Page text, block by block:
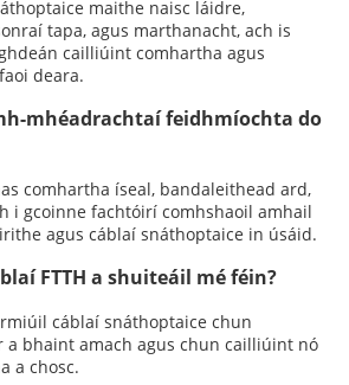
maithe naisc láidre,
tapa, agus marthanacht, ach is
cailliúint comhartha agus
deara.
mhéadrachtaí feidhmíochta do
comhartha íseal, bandaleithead ard,
i gcoinne fachtóirí comhshaoil ​​​​amhail
agus cáblaí snáthoptaice in úsáid.
FTTH a shuiteáil mé féin?
cáblaí snáthoptaice chun
bhaint amach agus chun cailliúint nó
a chosc.